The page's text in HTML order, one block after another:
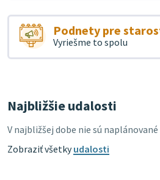
Podnety pre
Vyriešme to spolu
Najbližšie udalosti
V najbližšej dobe nie sú
Zobraziť všetkyudalosti